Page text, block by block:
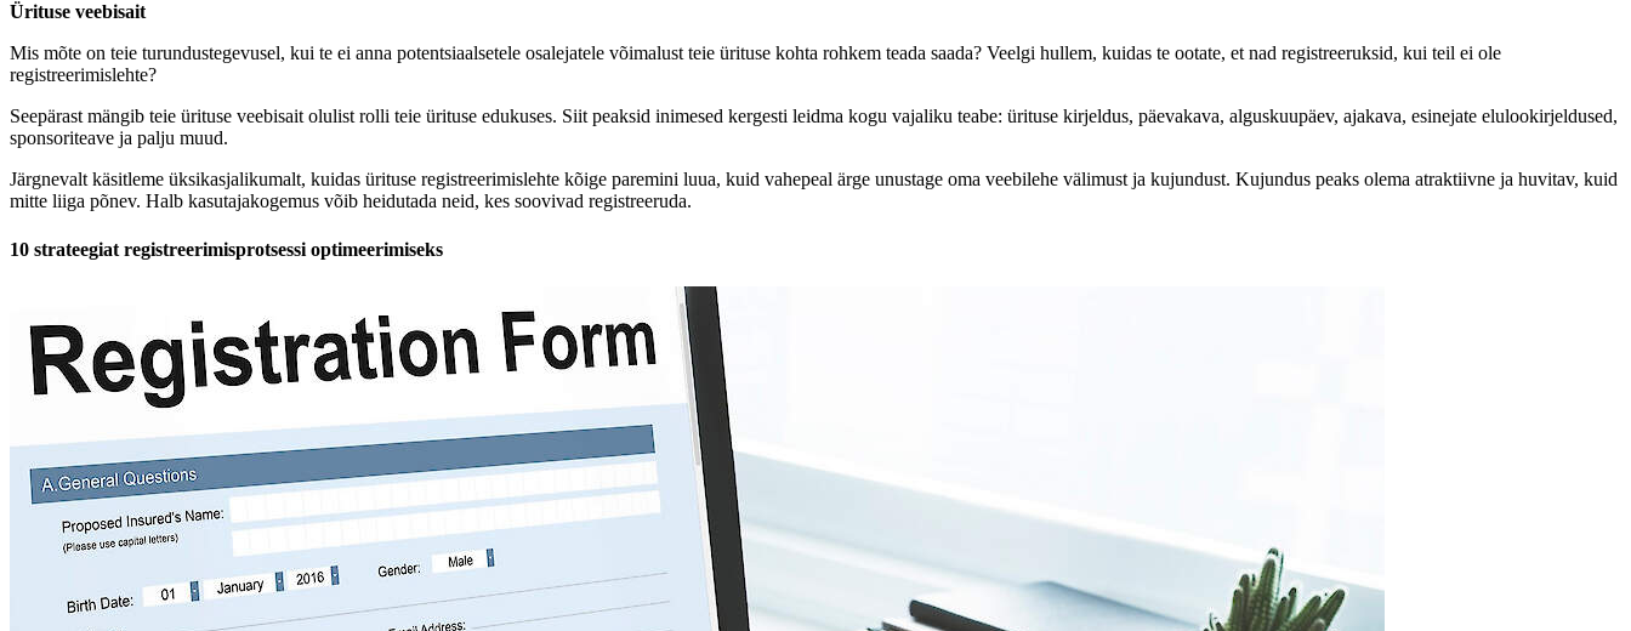
Ürituse veebisait
Mis mõte on teie turundustegevusel, kui te ei anna potentsiaalsetele osalejatele võimalust teie ürituse kohta rohkem teada saada? Veelgi hullem, kuidas te ootate, et nad registreeruksid, kui teil ei ole
registreerimislehte?
Seepärast mängib teie ürituse veebisait olulist rolli teie ürituse edukuses. Siit peaksid inimesed kergesti leidma kogu vajaliku teabe: ürituse kirjeldus, päevakava, alguskuupäev, ajakava, esinejate elulookirjeldused,
sponsoriteave ja palju muud.
Järgnevalt käsitleme üksikasjalikumalt, kuidas ürituse registreerimislehte kõige paremini luua, kuid vahepeal ärge unustage oma veebilehe välimust ja kujundust. Kujundus peaks olema atraktiivne ja huvitav, kuid
mitte liiga põnev. Halb kasutajakogemus võib heidutada neid, kes soovivad registreeruda.
10 strateegiat registreerimisprotsessi optimeerimiseks